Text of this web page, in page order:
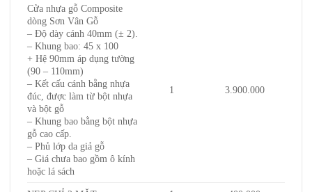
Cửa nhựa gỗ Composite
dòng Sơn Vân Gỗ
– Độ dày cánh 40mm (± 2).
– Khung bao: 45 x 100
+ Hệ 90mm áp dụng tường
(90 – 110mm)
– Kết cấu cánh bằng nhựa
đúc, được làm từ bột nhựa
và bột gỗ
– Khung bao bằng bột nhựa
gỗ cao cấp.
– Phủ lớp da giả gỗ
– Giá chưa bao gồm ô kính
hoặc lá sách
1 3.900.000